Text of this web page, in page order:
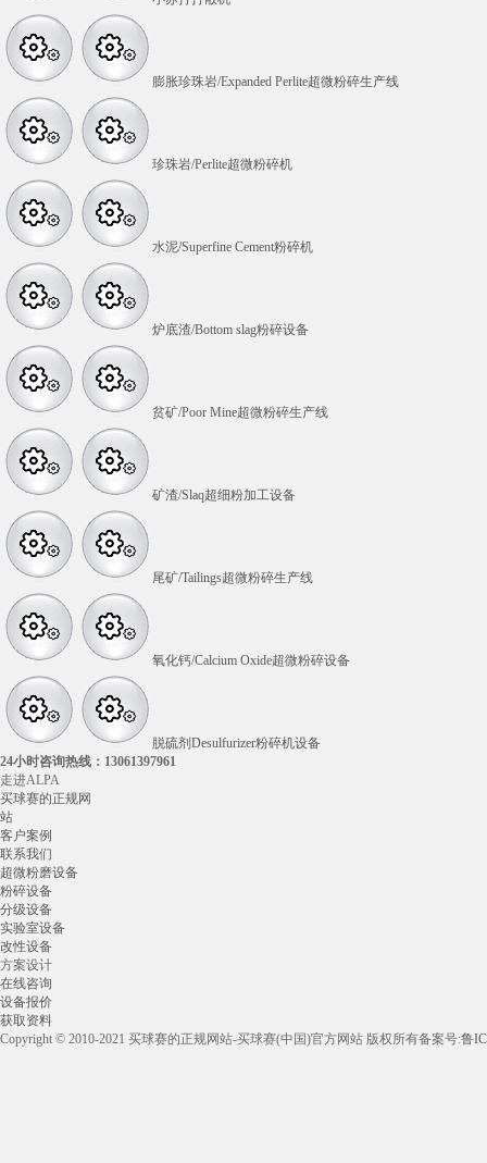
膨胀珍珠岩/Expanded Perlite超微粉碎生产线
珍珠岩/Perlite超微粉碎机
水泥/Superfine Cement粉碎机
炉底渣/Bottom slag粉碎设备
贫矿/Poor Mine超微粉碎生产线
矿渣/Slaq超细粉加工设备
尾矿/Tailings超微粉碎生产线
氧化钙/Calcium Oxide超微粉碎设备
脱硫剂Desulfurizer粉碎机设备
24小时咨询热线： 13061397961
走进ALPA
买球赛的正规网
站
客户案例
联系我们
超微粉磨设备
粉碎设备
分级设备
实验室设备
改性设备
方案设计
在线咨询
设备报价
获取资料
Copyright © 2010-2021 买球赛的正规网站-买球赛(中国)官方网站 版权所有备案号:鲁